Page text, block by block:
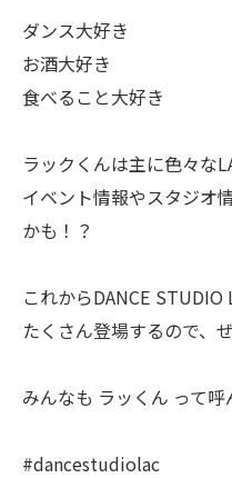
ダンス大好き
お酒大好き
食べること大好き
ラックくんは主に色々な
イベント情報やスタジオ
かも！？
これからDANCE STUDIO
たくさん登場するので、
みんなも ラッくん って呼
#dancestudiolac